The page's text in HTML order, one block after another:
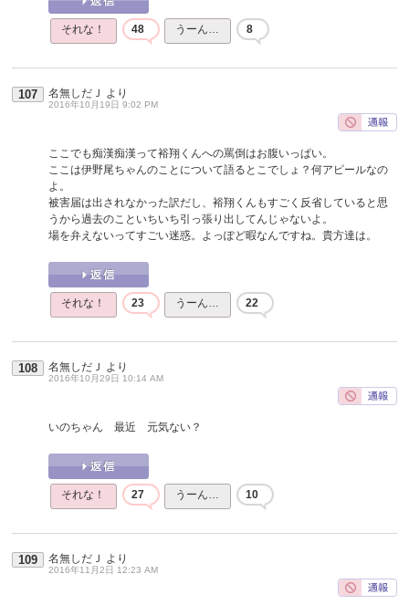
それな！ 48 うーん… 8
107 名無しだＪ より
2016年10月19日 9:02 PM
ここでも痴漢痴漢って裕翔くんへの罵倒はお腹いっぱい。
ここは伊野尾ちゃんのことについて語るとこでしょ？何アピールなの
よ。
被害届は出されなかった訳だし、裕翔くんもすごく反省していると思
うから過去のこといちいち引っ張り出してんじゃないよ。
場を弁えないってすごい迷惑。よっぽど暇なんですね。貴方達は。
それな！ 23 うーん… 22
108 名無しだＪ より
2016年10月29日 10:14 AM
いのちゃん 最近 元気ない？
それな！ 27 うーん… 10
109 名無しだＪ より
2016年11月2日 12:23 AM